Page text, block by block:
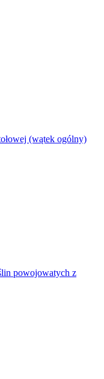
(wątek ogólny)
powojowatych z